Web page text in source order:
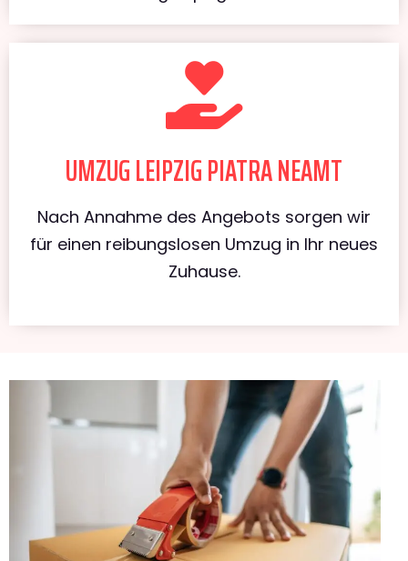
UMZUG LEIPZIG PIATRA NEAMT
Nach Annahme des Angebots sorgen wir
für einen reibungslosen Umzug in Ihr neues
Zuhause.